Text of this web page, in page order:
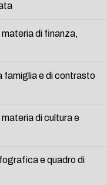
materia di finanza,
famiglia e di contrasto
di cultura e
e quadro di